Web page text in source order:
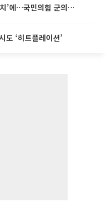
우성빈 기장군수 ‘유튜브 정치’에…국민의힘 군의원들 집단 반발
‘히트플레이션’